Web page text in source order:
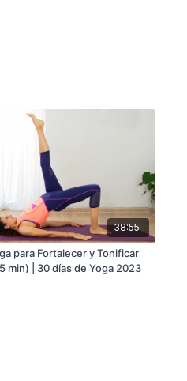
38:55
para Fortalecer y Tonificar
min) | 30 días de Yoga 2023